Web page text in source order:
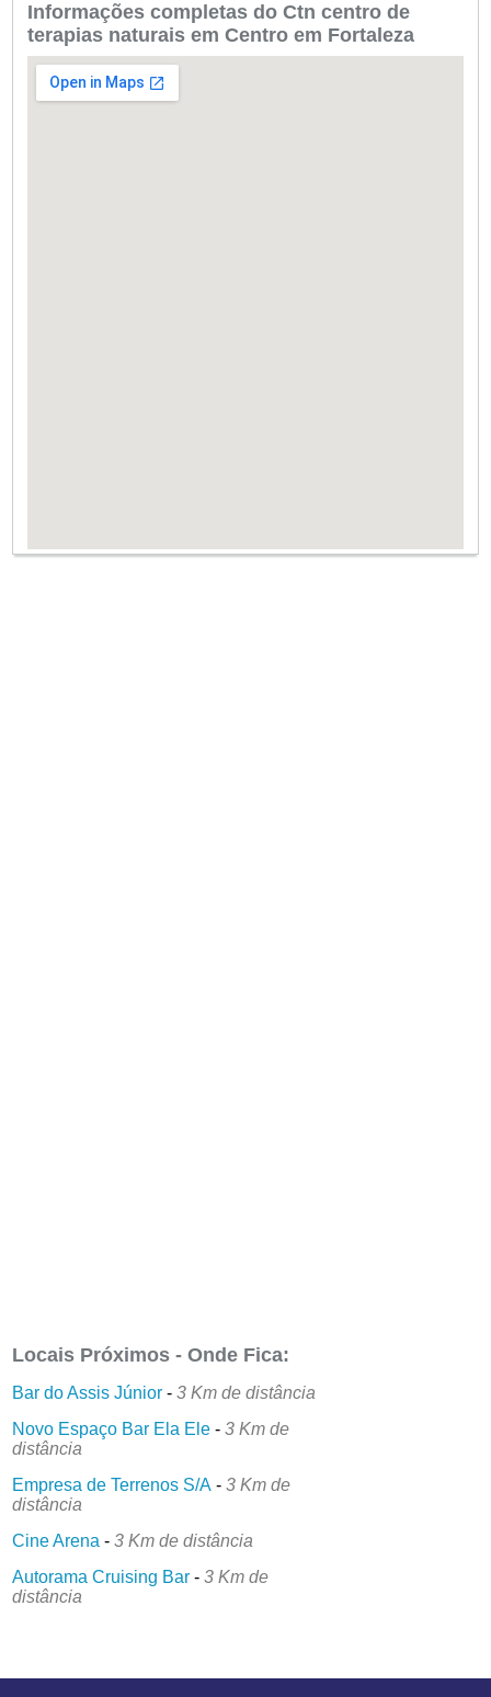
Informações completas do Ctn centro de
terapias naturais em Centro em Fortaleza
Locais Próximos - Onde Fica:
Bar do Assis Júnior -3 Km de distância
Novo Espaço Bar Ela Ele -3 Km de
distância
Empresa de Terrenos S/A -3 Km de
distância
Cine Arena -3 Km de distância
Autorama Cruising Bar -3 Km de
distância